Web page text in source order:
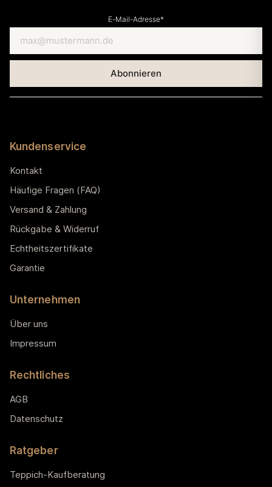
E-Mail-Adresse*
Kundenservice
Kontakt
Häufige Fragen (FAQ)
Versand & Zahlung
Rückgabe & Widerruf
Echtheitszertifikate
Garantie
Unternehmen
Über uns
Impressum
Rechtliches
AGB
Datenschutz
Ratgeber
Teppich-Kaufberatung